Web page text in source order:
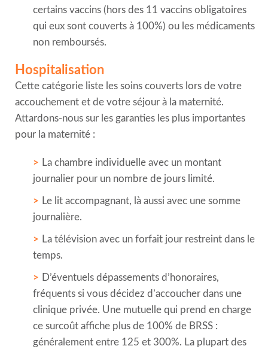
certains vaccins (hors des 11 vaccins obligatoires
qui eux sont couverts à 100%) ou les médicaments
non remboursés.
Hospitalisation
Cette catégorie liste les soins couverts lors de votre
accouchement et de votre séjour à la maternité.
Attardons-nous sur les garanties les plus importantes
pour la maternité :
La chambre individuelle avec un montant
journalier pour un nombre de jours limité.
Le lit accompagnant, là aussi avec une somme
journalière.
La télévision avec un forfait jour restreint dans le
temps.
D’éventuels dépassements d’honoraires,
fréquents si vous décidez d’accoucher dans une
clinique privée. Une mutuelle qui prend en charge
ce surcoût affiche plus de 100% de BRSS :
généralement entre 125 et 300%. La plupart des